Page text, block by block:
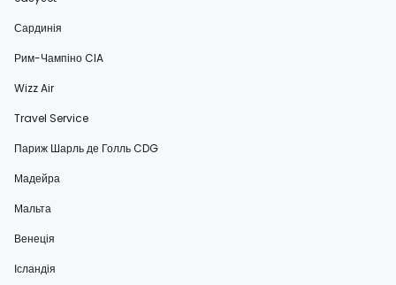
Сардинія
Рим-Чампіно CIA
Wizz Air
Travel Service
Париж Шарль де Голль CDG
Мадейра
Мальта
Венеція
Ісландія